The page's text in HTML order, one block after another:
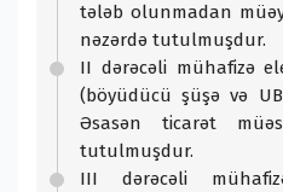
tələb olunmadan
nəzərdə tutulmuşdur.
II dərəcəli mühafizə
(böyüdücü şüşə və
Əsasən ticarət
tutulmuşdur.
III dərəcəli